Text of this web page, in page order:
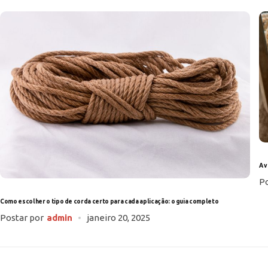
Como escolher o tipo de corda certo para cada aplicação: o guia completo
Postar por admin janeiro 20, 2025
A